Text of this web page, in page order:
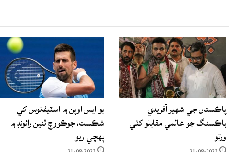
پاڪستان جي شهير آفريدي
باڪسنگ جو عالمي مقابلو کٽي
ورتو
يو ايس اوپن ۾ اسٽيفانوس کي
شڪست، جوڪووچ ٽئين رائونڊ ۾
پهچي ويو